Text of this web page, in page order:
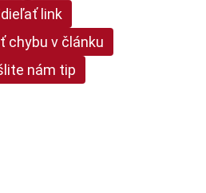
link
chybu v článku
nám tip